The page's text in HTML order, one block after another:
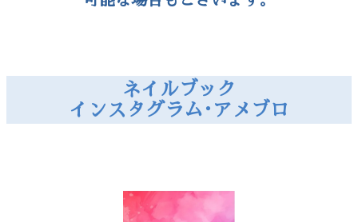
ネイルブック
インスタグラム･アメブロ